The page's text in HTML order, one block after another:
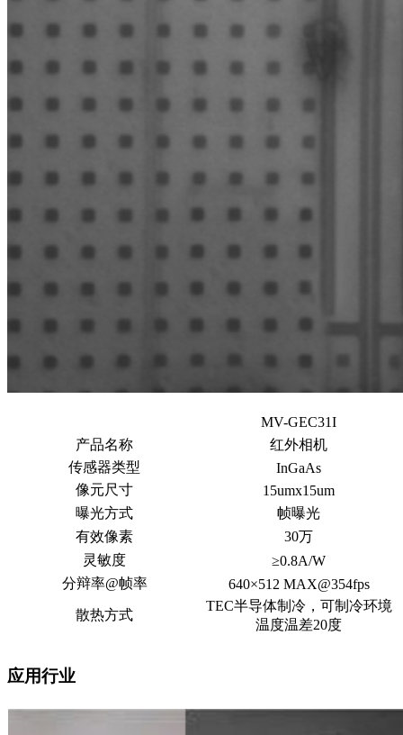
MV-GEC31I
产品名称
红外相机
传感器类型
InGaAs
像元尺寸
15umx15um
曝光方式
帧曝光
有效像素
30万
灵敏度
≥0.8A/W
分辩率@帧率
640×512 MAX@354fps
散热方式
TEC半导体制冷，可制冷环境
温度温差20度
应用行业